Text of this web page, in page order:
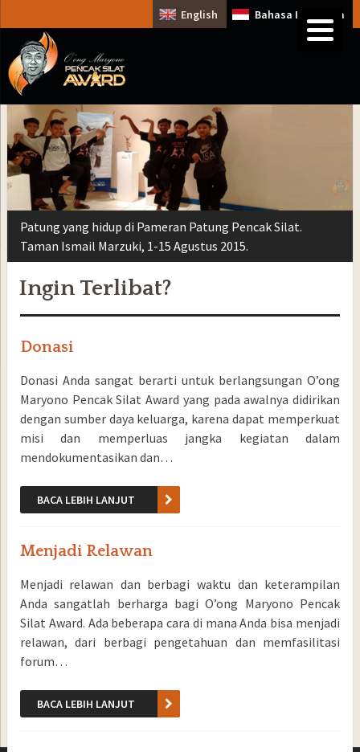
English Bahasa Indonesia
Patung yang hidup di Pameran Patung Pencak Silat.
Taman Ismail Marzuki, 1-15 Agustus 2015.
Ingin Terlibat?
Donasi
Donasi Anda sangat berarti untuk berlangsungan O’ong
Maryono Pencak Silat Award yang pada awalnya didirikan
dengan sumber daya keluarga, karena dapat memperkuat
misi dan memperluas jangka kegiatan dalam
mendokumentasikan dan…
BACA LEBIH LANJUT
Menjadi Relawan
Menjadi relawan dan berbagi waktu dan keterampilan
Anda sangatlah berharga bagi O’ong Maryono Pencak
Silat Award. Ada beberapa cara di mana Anda bisa menjadi
relawan, dari berbagi pengetahuan dan memfasilitasi
forum…
BACA LEBIH LANJUT